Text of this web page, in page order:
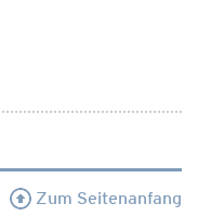
Zum Seitenanfang